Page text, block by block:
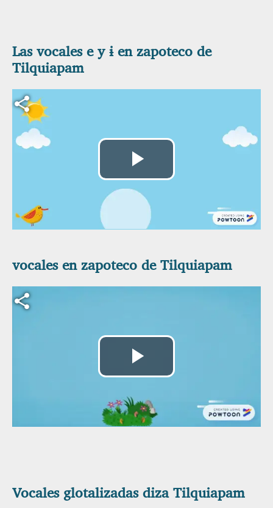
Archivo de vídeo
Reproducir
Vídeo
Las vocales e y ɨ en zapoteco de
Tilquiapam
Archivo de vídeo
Reproducir
Vídeo
vocales en zapoteco de Tilquiapam
Vocales glotalizadas diza Tilquiapam